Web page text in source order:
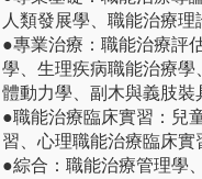
人類發展學、職能治療
●專業治療：職能治療評
學、生理疾病職能治療
體動力學、副木與義肢裝
●職能治療臨床實習：兒
習、心理職能治療臨床
●綜合：職能治療管理學